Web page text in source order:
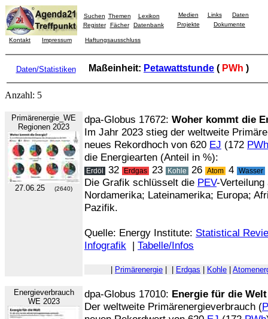
Suchen Themen
Lexikon
Register
Fächer Datenbank
Medien Links
Daten
Projekte
Dokumente
Kontakt Impressum Haftungsausschluss
Daten/Statistiken Maßeinheit: Petawattstunde ( PWh )
Anzahl: 5
Primärenergie_WE
Regionen 2023
27.06.25 (2640)
dpa-Globus 17672: Woher kommt die
Im Jahr 2023 stieg der weltweite
neues Rekordhoch von 620 EJ (172 PWh
die Energiearten (Anteil in %):
Erdöl 32 Erdgas 23 Kohle 26 Atom 4 Wasser
Die Grafik schlüsselt die PEV-
Nordamerika; Lateinamerika; Europa;
Pazifik.
Quelle: Energy Institute: Statistical
Infografik | Tabelle/Infos
Primärenergie Erdgas Kohle
Energieverbrauch
WE 2023
dpa-Globus 17010: Energie für die Welt
Der weltweite Primärenergieverbrauch (